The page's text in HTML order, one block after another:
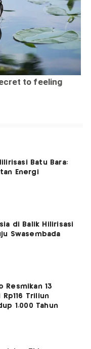
Batu Bara:
Energi
di Balik Hilirisasi
Swasembada
Resmikan 13
Triliun
1.000 Tahun